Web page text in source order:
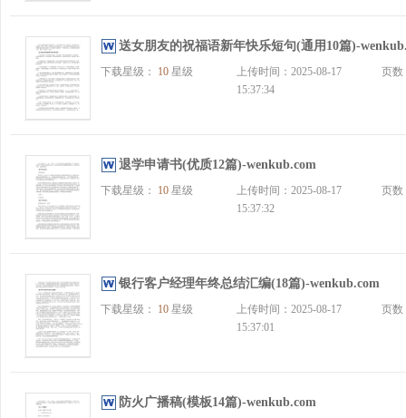
送女朋友的祝福语新年快乐短句(通用10篇)-
下载星级： 10 星级
上传时间：2025-08-17
15:37:34
页
退学申请书(优质12篇)-wenkub.com
下载星级： 10 星级
上传时间：2025-08-17
15:37:32
页
银行客户经理年终总结汇编(18篇)-wenkub.com
下载星级： 10 星级
上传时间：2025-08-17
15:37:01
页
防火广播稿(模板14篇)-wenkub.com